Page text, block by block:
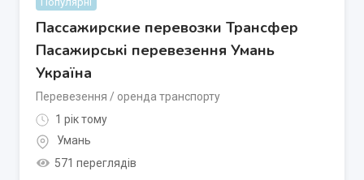
Пассажирские перевозки Трансфер
Пасажирські перевезення Умань
Україна
Перевезення / оренда транспорту
1 рік тому
Умань
571 переглядів